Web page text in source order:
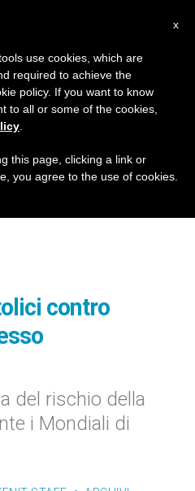
contro
del rischio della
i Mondiali di
x
use cookies, which are
required to achieve the
policy. If you want to know
to all or some of the cookies,
this page, clicking a link or
you agree to the use of cookies.